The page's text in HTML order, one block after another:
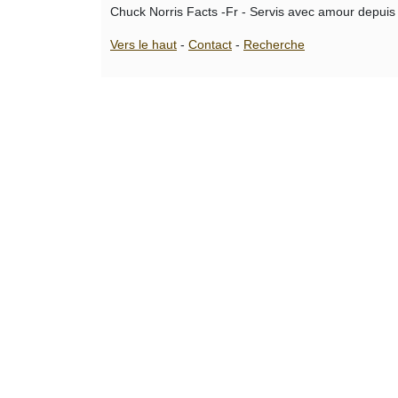
Chuck Norris Facts -Fr - Servis avec amour
Vers le haut - Contact - Recherche